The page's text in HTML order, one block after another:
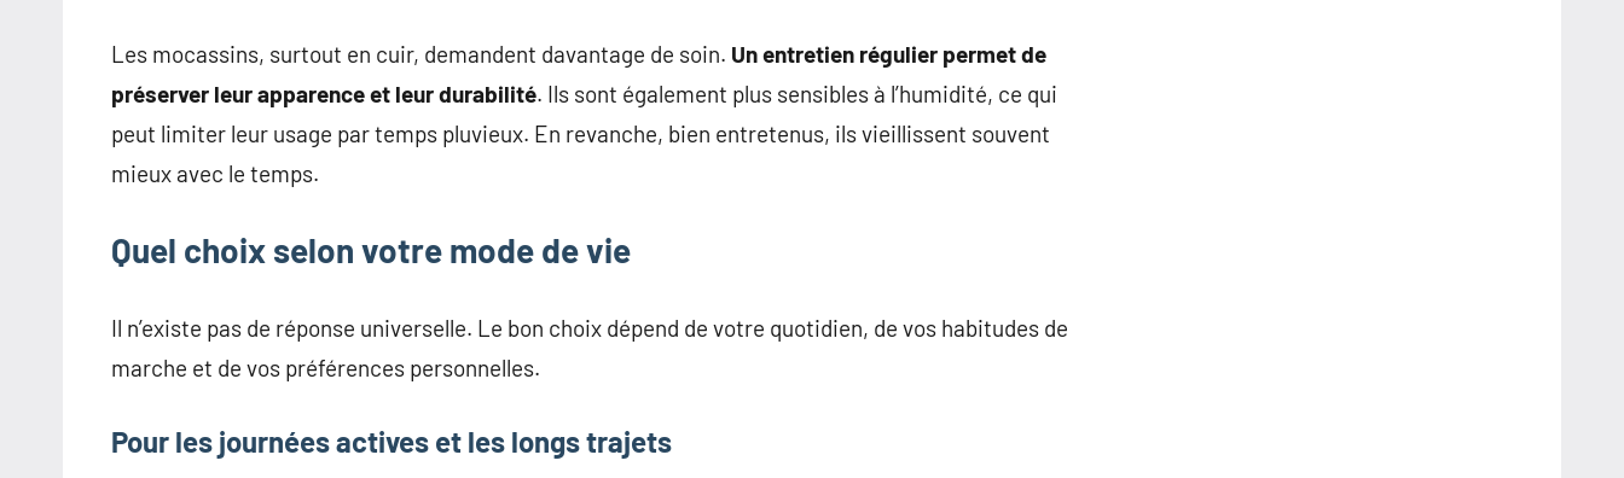
Les mocassins, surtout en cuir, demandent davantage de soin. Un entretien régulier permet de
préserver leur apparence et leur durabilité. Ils sont également plus sensibles à l’humidité, ce qui
peut limiter leur usage par temps pluvieux. En revanche, bien entretenus, ils vieillissent souvent
mieux avec le temps.
Quel choix selon votre mode de vie
Il n’existe pas de réponse universelle. Le bon choix dépend de votre quotidien, de vos habitudes de
marche et de vos préférences personnelles.
Pour les journées actives et les longs trajets